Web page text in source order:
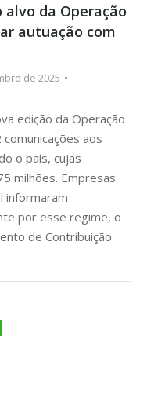
alvo da Operação
autuação com
de 2025
edição da Operação
comunicações aos
o país, cujas
milhões. Empresas
informaram
por esse regime, o
de Contribuição